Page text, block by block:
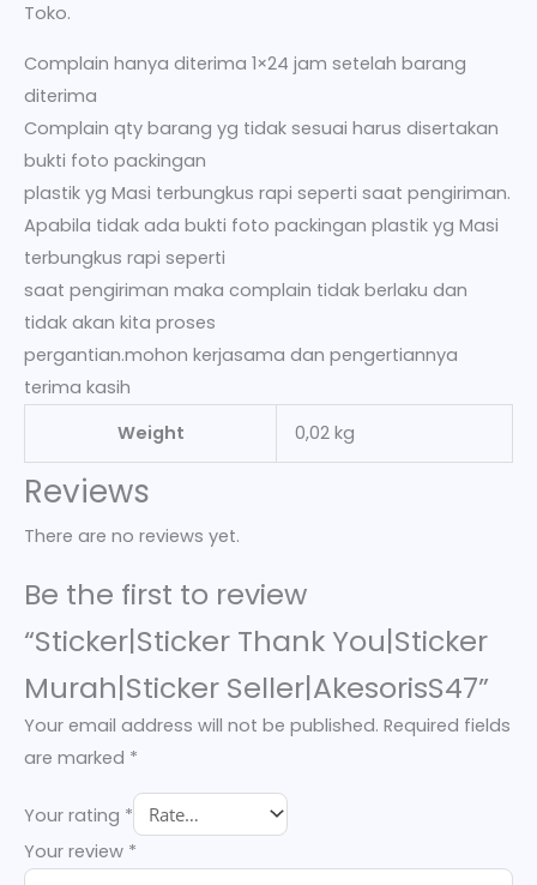
Toko.
Complain hanya diterima 1×24 jam setelah barang
diterima
Complain qty barang yg tidak sesuai harus disertakan
bukti foto packingan
plastik yg Masi terbungkus rapi seperti saat pengiriman.
Apabila tidak ada bukti foto packingan plastik yg Masi
terbungkus rapi seperti
saat pengiriman maka complain tidak berlaku dan
tidak akan kita proses
pergantian.mohon kerjasama dan pengertiannya
terima kasih
Weight
0,02 kg
Reviews
There are no reviews yet.
Be the first to review
“Sticker|Sticker Thank You|Sticker
Murah|Sticker Seller|AkesorisS47”
Your email address will not be published. Required fields
are marked *
Your rating *
Your review *